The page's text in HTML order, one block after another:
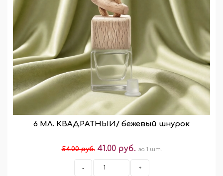
6 МЛ. КВАДРАТНЫЙ/ бежевый шнурок
54.00 руб. 41.00 руб. за 1 шт.
- +